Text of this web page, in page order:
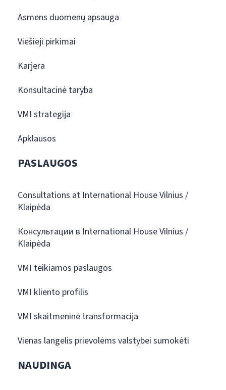
Asmens duomenų apsauga
Viešieji pirkimai
Karjera
Konsultacinė taryba
VMI strategija
Apklausos
PASLAUGOS
Consultations at International House Vilnius /
Klaipėda
Консультации в International House Vilnius /
Klaipėda
VMI teikiamos paslaugos
VMI kliento profilis
VMI skaitmeninė transformacija
Vienas langelis prievolėms valstybei sumokėti
NAUDINGA